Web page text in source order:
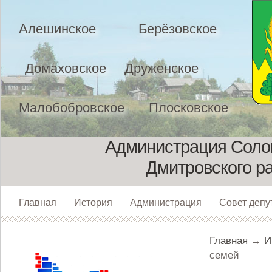
Алешинское Берёзовское
Домаховское Друженское
Малобобровское Плосковское
Главная История Администрация Совет
Администрация
Дмитровского
Главная →
семей